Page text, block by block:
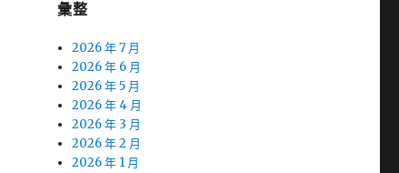
彙整
2026 年 7 月
2026 年 6 月
2026 年 5 月
2026 年 4 月
2026 年 3 月
2026 年 2 月
2026 年 1 月